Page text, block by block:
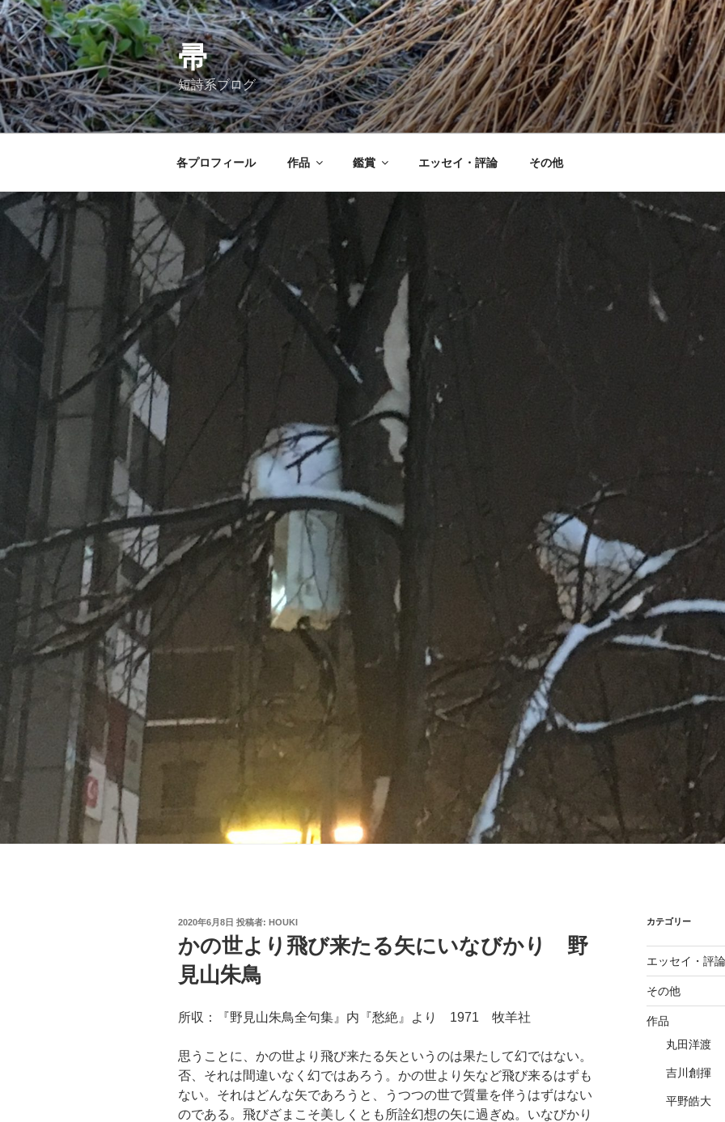
コ
ン
テ
ン
ツ
へ
ス
帚
短詩系ブログ
各プロフィール 作品 鑑賞 エッセイ・評論 その他
投
日:
2020年6月8日 投稿者: HOUKI
かの世より飛び来たる矢にいなびかり 野
見山朱鳥
所収：『野見山朱鳥全句集』内『愁絶』より 1971 牧羊社
思うことに、かの世より飛び来たる矢というのは果たして幻ではない。
否、それは間違いなく幻ではあろう。かの世より矢など飛び来るはずも
ない。それはどんな矢であろうと、うつつの世で質量を伴うはずはない
のである。飛びざまこそ美しくとも所詮幻想の矢に過ぎぬ。いなびかり
カテゴリー
エッセイ・評論
その他
作品
丸田洋渡
吉川創揮
平野皓大